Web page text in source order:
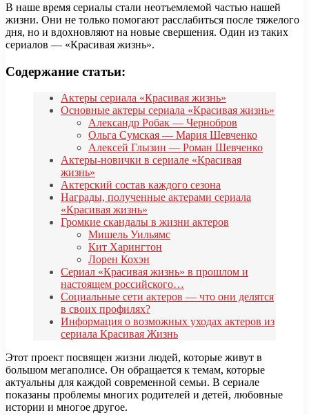
В наше время сериалы стали неотъемлемой частью нашей
жизни. Они не только помогают расслабиться после тяжелого
дня, но и вдохновляют на новые свершения. Один из таких
сериалов — «Красивая жизнь».
Содержание статьи:
Актеры сериала «Красивая жизнь»
Основные актеры сериала «Красивая жизнь»
Александр Робак — Чернобров
Ольга Сумская — Мария Шевченко
Алексей Глызин — Роман Шевченко
Актеры-новички в сериале «Красивая
жизнь»
Актерский состав каждого сезона
Награды, полученные актерами сериала
«Красивая жизнь»
Громкие скандалы в жизни актеров
Мишель Уильямс
Кит Харингтон
Лорен Кохэн
Сериал «Красивая жизнь» в прошлом и
настоящем российского…
Социальные сети актеров — что они делятся
в своих профилях?
Информация о возможных уходах актеров из
сериала Красивая Жизнь
Этот проект посвящен жизни людей, которые живут в
большом мегаполисе. Он обращается к темам, которые
актуальны для каждой современной семьи. В сериале
показаны проблемы многих родителей и детей, любовные
истории и многое другое.